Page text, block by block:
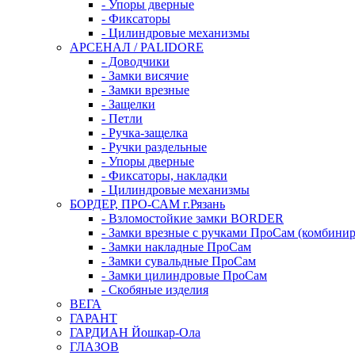
- Упоры дверные
- Фиксаторы
- Цилиндровые механизмы
АРСЕНАЛ / PALIDORE
- Доводчики
- Замки висячие
- Замки врезные
- Защелки
- Петли
- Ручка-защелка
- Ручки раздельные
- Упоры дверные
- Фиксаторы, накладки
- Цилиндровые механизмы
БОРДЕР, ПРО-САМ г.Рязань
- Взломостойкие замки BORDER
- Замки врезные с ручками ПроСам
- Замки накладные ПроСам
- Замки сувальдные ПроСам
- Замки цилиндровые ПроСам
- Скобяные изделия
ВЕГА
ГАРАНТ
ГАРДИАН Йошкар-Ола
ГЛАЗОВ